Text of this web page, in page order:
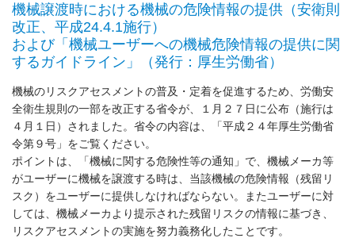
機械譲渡時における機械の危険情報の提供（安衛則
改正、平成24.4.1施行）
および「機械ユーザーへの機械危険情報の提供に関
するガイドライン」（発行：厚生労働省）
機械のリスクアセスメントの普及・定着を促進するため、労働安
全衛生規則の一部を改正する省令が、１月２７日に公布（施行は
４月１日）されました。省令の内容は、「平成２４年厚生労働省
令第９号」をご覧ください。
ポイントは、「機械に関する危険性等の通知」で、機械メーカ等
がユーザーに機械を譲渡する時は、当該機械の危険情報（残留リ
スク）をユーザーに提供しなければならない。またユーザーに対
しては、機械メーカより提示された残留リスクの情報に基づき、
リスクアセスメントの実施を努力義務化したことです。